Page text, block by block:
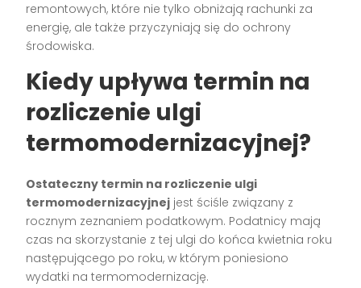
remontowych, które nie tylko obniżają rachunki za
energię, ale także przyczyniają się do ochrony
środowiska.
Kiedy upływa termin na
rozliczenie ulgi
termomodernizacyjnej?
Ostateczny termin na rozliczenie ulgi
termomodernizacyjnej jest ściśle związany z
rocznym zeznaniem podatkowym. Podatnicy mają
czas na skorzystanie z tej ulgi do końca kwietnia roku
następującego po roku, w którym poniesiono
wydatki na termomodernizację.